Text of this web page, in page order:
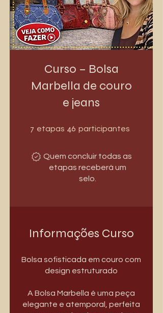
Curso – Bolsa
Marbella de couro
e jeans
7 etapas 7 etapas
46 participantes
Quem concluir todas as
etapas receberá um
selo.
Informações Curso
Bolsa sofisticada em couro com
design estruturado
A Bolsa Marbella é uma peça
elegante e atemporal, perfeita